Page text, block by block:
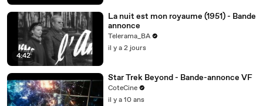
4:42
La nuit est mon royaume (1951) - Bande
annonce
Telerama_BA
il y a 2 jours
Star Trek Beyond - Bande-annonce VF
CoteCine
il y a 10 ans